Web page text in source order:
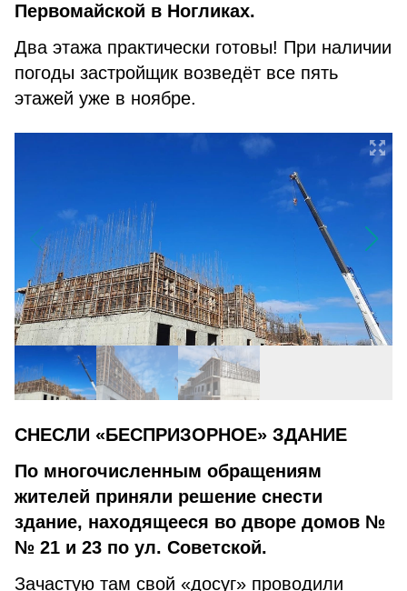
Первомайской в Ногликах.
Два этажа практически готовы! При наличии
погоды застройщик возведёт все пять
этажей уже в ноябре.
СНЕСЛИ «БЕСПРИЗОРНОЕ» ЗДАНИЕ
По многочисленным обращениям
жителей приняли решение снести
здание, находящееся во дворе домов №
№ 21 и 23 по ул. Советской.
Зачастую там свой «досуг» проводили